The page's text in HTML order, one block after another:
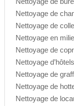
Nettoyage de
Nettoyage de
Nettoyage en
Nettoyage de
Nettoyage d’hôtels
Nettoyage de
Nettoyage de
Nettoyage de